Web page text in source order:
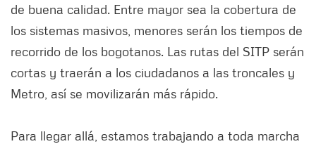
de buena calidad. Entre mayor sea la cobertura de
los sistemas masivos, menores serán los tiempos de
recorrido de los bogotanos. Las rutas del SITP serán
cortas y traerán a los ciudadanos a las troncales y
Metro, así se movilizarán más rápido.
Para llegar allá, estamos trabajando a toda marcha